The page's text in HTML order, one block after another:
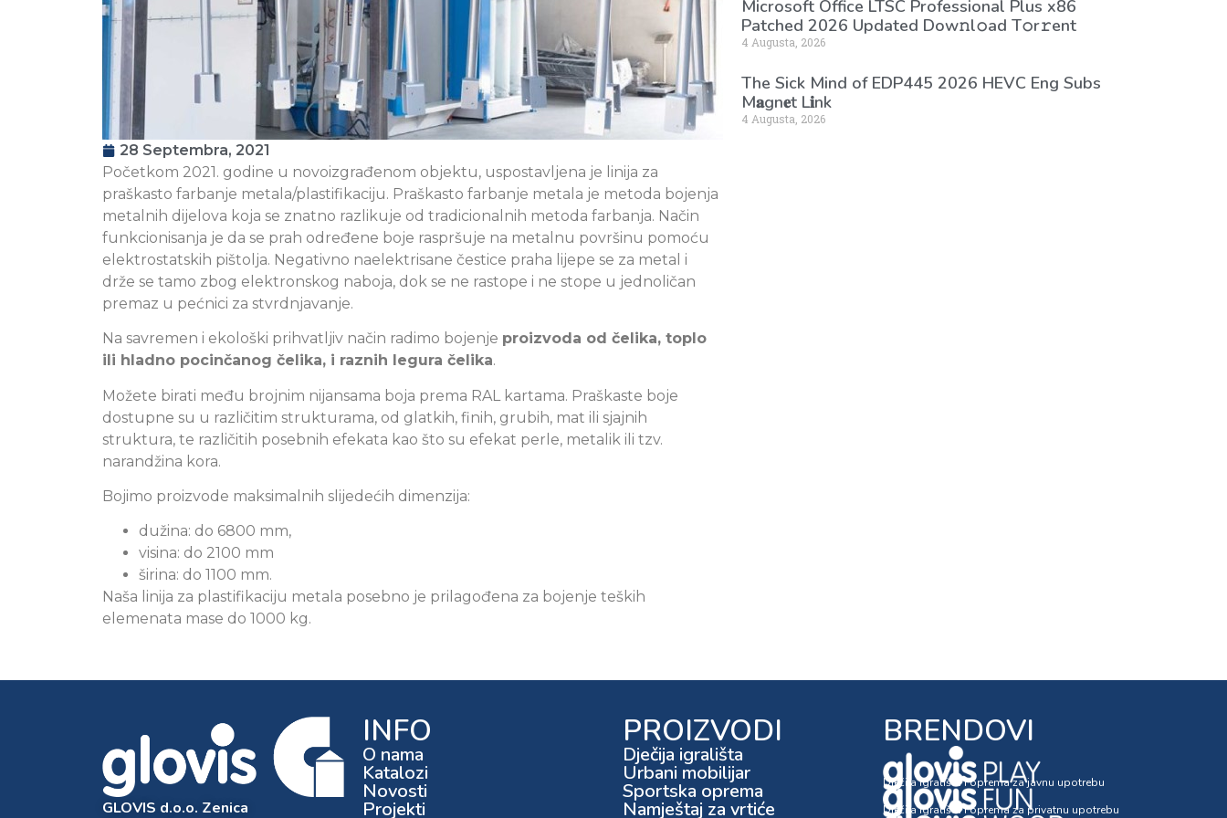
28 Septembra, 2021
Početkom 2021. godine u novoizgrađenom objektu, uspostavljena je linija za
praškasto farbanje metala/plastifikaciju. Praškasto farbanje metala je metoda bojenja
metalnih dijelova koja se znatno razlikuje od tradicionalnih metoda farbanja. Način
funkcionisanja je da se prah određene boje raspršuje na metalnu površinu pomoću
elektrostatskih pištolja. Negativno naelektrisane čestice praha lijepe se za metal i
drže se tamo zbog elektronskog naboja, dok se ne rastope i ne stope u jednoličan
premaz u pećnici za stvrdnjavanje.
Na savremen i ekološki prihvatljiv način radimo bojenje proizvoda od čelika, toplo
ili hladno pocinčanog čelika, i raznih legura čelika.
Možete birati među brojnim nijansama boja prema RAL kartama. Praškaste boje
dostupne su u različitim strukturama, od glatkih, finih, grubih, mat ili sjajnih
struktura, te različitih posebnih efekata kao što su efekat perle, metalik ili tzv.
narandžina kora.
Bojimo proizvode maksimalnih slijedećih dimenzija:
dužina: do 6800 mm,
visina: do 2100 mm
širina: do 1100 mm.
Naša linija za plastifikaciju metala posebno je prilagođena za bojenje teških
elemenata mase do 1000 kg.
Microsoft Office LTSC Professional Plus x86
Patched 2026 Updated Dоw𝚗l𝚘ad T𝚘r𝚛ent
4 Augusta, 2026
The Sick Mind of EDP445 2026 HEVC Eng Subs
M𝐚gn𝐞t L𝐢nk
4 Augusta, 2026
GLOVIS d.o.o. Zenica
INFO
O nama
Katalozi
Novosti
Projekti
PROIZVODI
Dječija igrališta
Urbani mobilijar
Sportska oprema
Namještaj za vrtiće
BRENDOVI
Dječija igrališta i oprema za javnu upotrebu
Dječija igrališta i oprema za privatnu upotrebu